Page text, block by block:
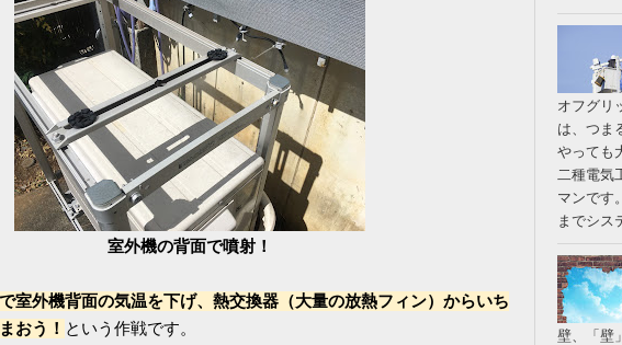
室外機の背面で噴射！
室外機背面の気温を下げ、熱交換器（大量の放熱フィン）からいち
おう！ という作戦です。
オフグリ
は、つま
やっても
二種電気
マンです
までシス
壁、「壁